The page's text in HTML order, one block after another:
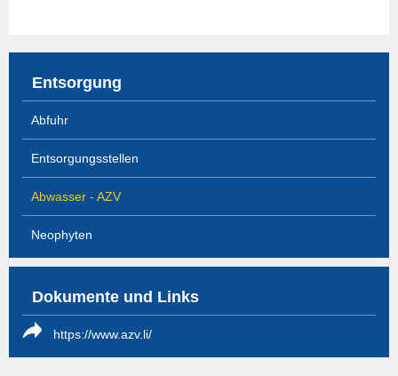
Entsorgung
Abfuhr
Entsorgungsstellen
Abwasser - AZV
Neophyten
Dokumente und Links
https://www.azv.li/